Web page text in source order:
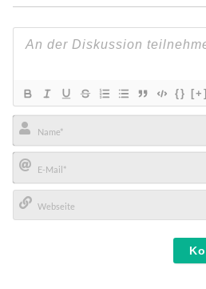
{} [+]
Name*
E-
Mail*